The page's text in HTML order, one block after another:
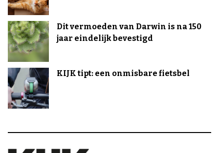
Dit vermoeden van Darwin is na 150
jaar eindelijk bevestigd
KIJK tipt: een onmisbare fietsbel